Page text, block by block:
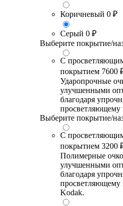
Коричневый 0 ₽
Серый 0 ₽
Выберите покрытие/
С
покрытием 7600
Ударопрочные
улучшенными
благодаря
Выберите покрытие/
С
покрытием 3200
Полимерные
улучшенными
благодаря
Kodak.